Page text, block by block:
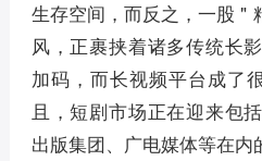
生存空间，而反之，一股 "
风，正裹挟着诸多传统长
加码，而长视频平台成了
且，短剧市场正在迎来包
出版集团、广电媒体等在